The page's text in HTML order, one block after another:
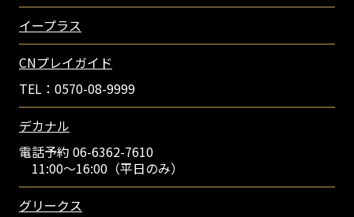
イープラス
CNプレイガイド
TEL：0570-08-9999
デカナル
電話予約 06-6362-7610
11:00～16:00（平日のみ）
グリークス